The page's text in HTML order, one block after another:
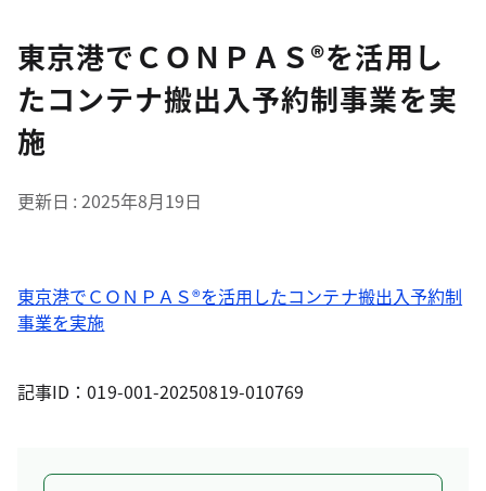
東京港でＣＯＮＰＡＳ®を活用し
たコンテナ搬出入予約制事業を実
施
更新日 2025年8月19日
東京港でＣＯＮＰＡＳ®を活用したコンテナ搬出入予約制
事業を実施
記事ID：019-001-20250819-010769